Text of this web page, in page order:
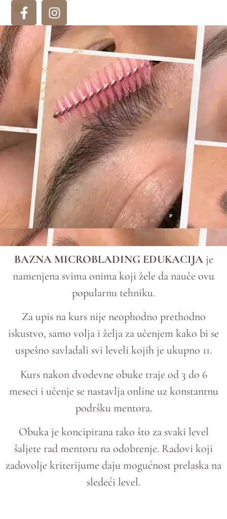
BAZNA MICROBLADING EDUKACIJAje
namenjena svima onima koji žele da nauče ovu
popularnu tehniku.
Za upis na kurs nije neophodno prethodno
iskustvo, samo volja i želja za učenjem kako bi se
uspešno savladali svi leveli kojih je ukupno 11.
Kurs nakon dvodevne obuke traje od 3 do 6
meseci i učenje se nastavlja online uz konstantnu
podršku mentora.
Obuka je koncipirana tako što za svaki level
šaljete rad mentoru na odobrenje. Radovi koji
zadovolje kriterijume daju mogućnost prelaska na
sledeći level.